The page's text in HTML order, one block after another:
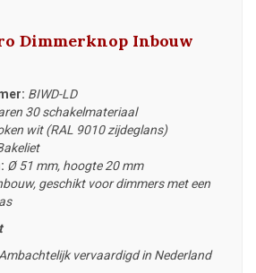
Dimmerknop Inbouw
BIWD-LD
30 schakelmateriaal
wit (RAL 9010 zijdeglans)
Ø 51 mm, hoogte 20 mm
geschikt voor dimmers met een
Ambachtelijk vervaardigd in Nederland